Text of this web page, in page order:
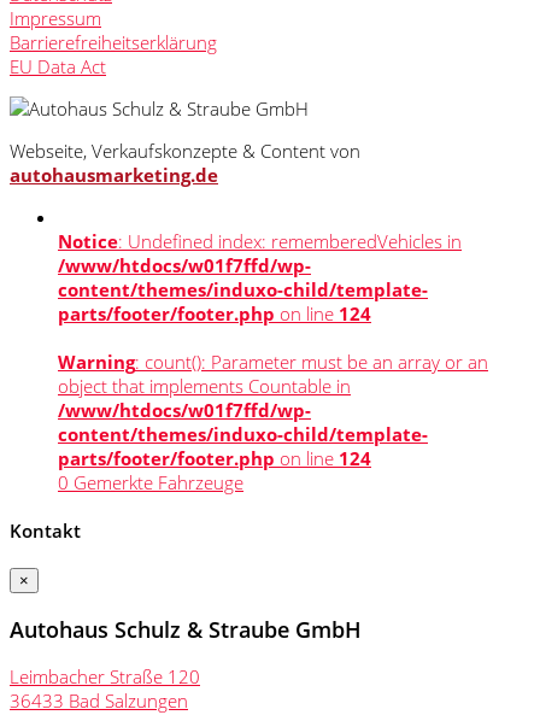
Impressum
Barrierefreiheitserklärung
EU Data Act
Webseite, Verkaufskonzepte & Content von
autohausmarketing.de
Notice: Undefined index: rememberedVehicles in
/www/htdocs/w01f7ffd/wp-
content/themes/induxo-child/template-
parts/footer/footer.php on line 124
Warning: count(): Parameter must be an array or an
object that implements Countable in
/www/htdocs/w01f7ffd/wp-
content/themes/induxo-child/template-
parts/footer/footer.php on line 124
0 Gemerkte Fahrzeuge
Kontakt
×
Autohaus Schulz & Straube GmbH
Leimbacher Straße 120
36433 Bad Salzungen